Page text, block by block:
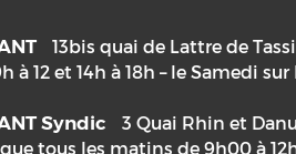
13bis quai de Lattre de
à 12 et 14h à 18h – le Samedi sur
Syndic
3 Quai Rhin et
tous les matins de 9h00 à